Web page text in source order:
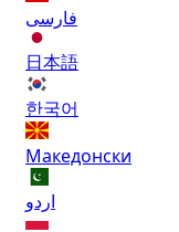
فارسی
日本語
한국어
Македонски
اردو